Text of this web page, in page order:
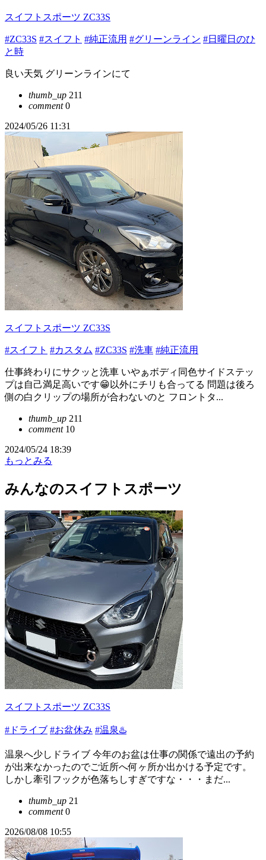
スイフトスポーツ ZC33S
#ZC33S #スイフト #純正流用 #グリーンライン #日曜日のひ
と時
良い天気 グリーンラインにて
thumb_up 211
comment0
2024/05/26 11:31
スイフトスポーツ ZC33S
#スイフト #カスタム #ZC33S #洗車 #純正流用
仕事終わりにサクッと洗車 いやぁボディ同色サイドステッ
プは自己満足高いです😁以外にチリも合ってる 問題は後ろ
側の白クリップの場所が合わないのと フロントタ...
thumb_up 211
comment10
2024/05/24 18:39
もっとみる
みんなのスイフトスポーツ
スイフトスポーツ ZC33S
#ドライブ #お盆休み #温泉♨️
温泉へ少しドライブ 今年のお盆は仕事の関係で遠出の予約
が出来なかったのでご近所へ何ヶ所か出かける予定です。
しかし牽引フックが色落ちしすぎですな・・・まだ...
thumb_up 21
comment0
2026/08/08 10:55